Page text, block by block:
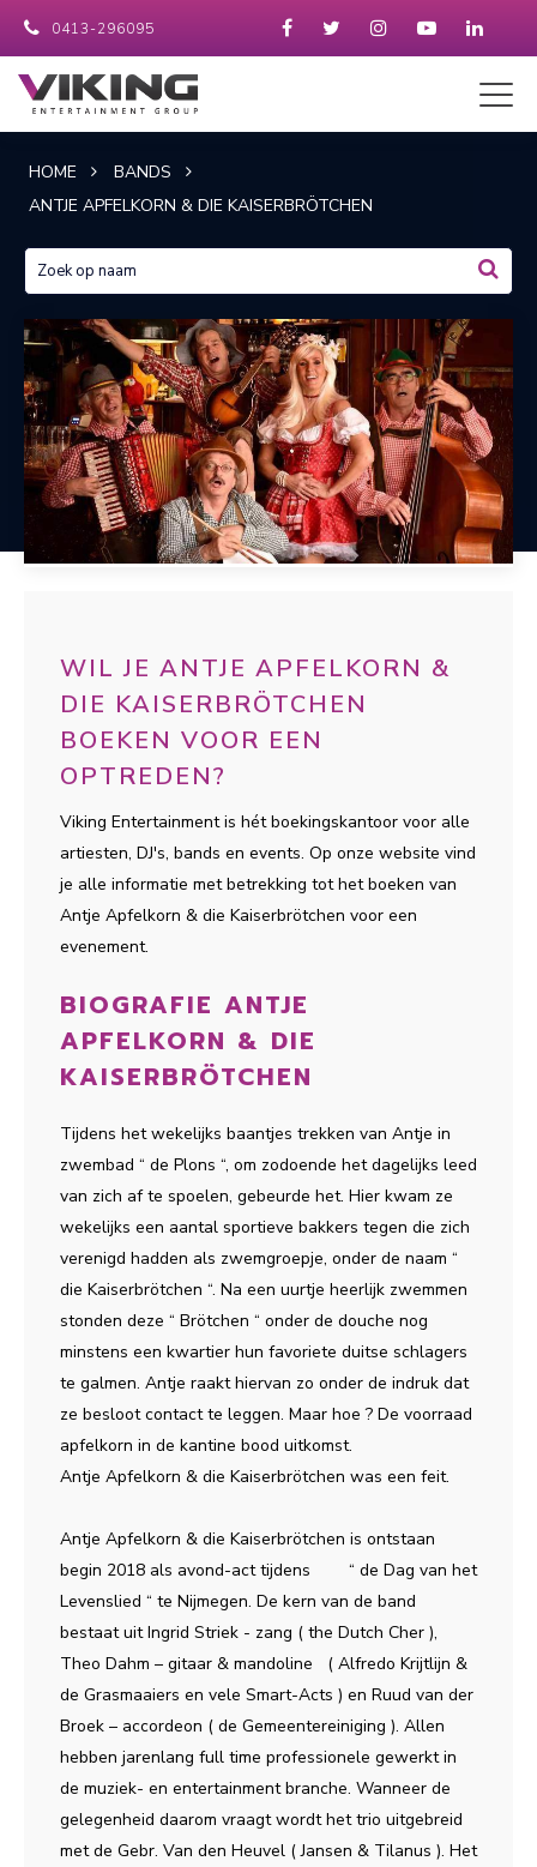
0413-296095
HOME
BANDS
ANTJE APFELKORN & DIE KAISERBRÖTCHEN
WIL JE ANTJE APFELKORN &
DIE KAISERBRÖTCHEN
BOEKEN VOOR EEN
OPTREDEN?
Viking Entertainment is hét boekingskantoor voor alle
artiesten, DJ's, bands en events. Op onze website vind
je alle informatie met betrekking tot het boeken van
Antje Apfelkorn & die Kaiserbrötchen voor een
evenement.
BIOGRAFIE ANTJE
APFELKORN & DIE
KAISERBRÖTCHEN
Tijdens het wekelijks baantjes trekken van Antje in
zwembad “ de Plons “, om zodoende het dagelijks leed
van zich af te spoelen, gebeurde het. Hier kwam ze
wekelijks een aantal sportieve bakkers tegen die zich
verenigd hadden als zwemgroepje, onder de naam “
die Kaiserbrötchen “. Na een uurtje heerlijk zwemmen
stonden deze “ Brötchen “ onder de douche nog
minstens een kwartier hun favoriete duitse schlagers
te galmen. Antje raakt hiervan zo onder de indruk dat
ze besloot contact te leggen. Maar hoe ? De voorraad
apfelkorn in de kantine bood uitkomst.
Antje Apfelkorn & die Kaiserbrötchen was een feit.
Antje Apfelkorn & die Kaiserbrötchen is ontstaan
begin 2018 als avond-act tijdens “ de Dag van het
Levenslied “ te Nijmegen. De kern van de band
bestaat uit Ingrid Striek - zang ( the Dutch Cher ),
Theo Dahm – gitaar & mandoline ( Alfredo Krijtlijn &
de Grasmaaiers en vele Smart-Acts ) en Ruud van der
Broek – accordeon ( de Gemeentereiniging ). Allen
hebben jarenlang full time professionele gewerkt in
de muziek- en entertainment branche. Wanneer de
gelegenheid daarom vraagt wordt het trio uitgebreid
met de Gebr. Van den Heuvel ( Jansen & Tilanus ). Het